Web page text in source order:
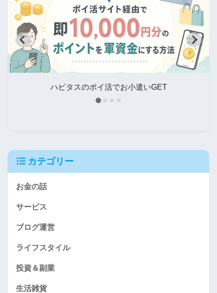
ハピタスのポイ活でお小遣いGET
カテゴリー
お金の話
サービス
ブログ運営
ライフスタイル
投資＆副業
生活雑貨